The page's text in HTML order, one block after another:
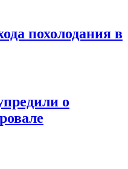
похолодания в
о